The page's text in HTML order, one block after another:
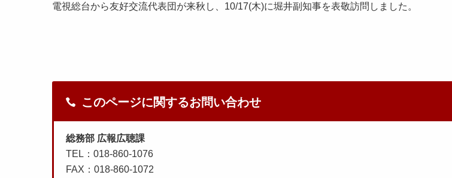
電視総台から友好交流代表団が来秋し、10/17(木)に堀井副知事を表敬訪問しました。
このページに関するお問い合わせ
総務部 広報広聴課
TEL：018-860-1076
FAX：018-860-1072